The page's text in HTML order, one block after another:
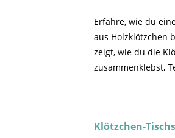
Erfahre, wie du
aus Holzklötzchen
zeigt, wie du die
zusammenklebst,
Klötzchen-